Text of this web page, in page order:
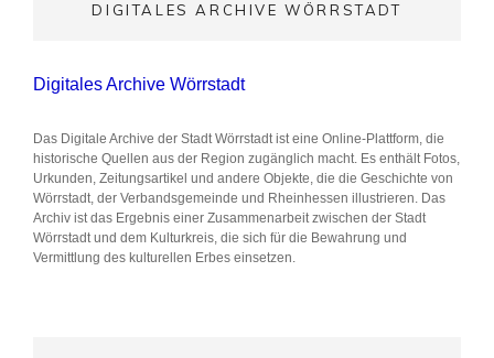
DIGITALES ARCHIVE WÖRRSTADT
Digitales Archive Wörrstadt
Das Digitale Archive der Stadt Wörrstadt ist eine Online-Plattform, die
historische Quellen aus der Region zugänglich macht. Es enthält Fotos,
Urkunden, Zeitungsartikel und andere Objekte, die die Geschichte von
Wörrstadt, der Verbandsgemeinde und Rheinhessen illustrieren. Das
Archiv ist das Ergebnis einer Zusammenarbeit zwischen der Stadt
Wörrstadt und dem Kulturkreis, die sich für die Bewahrung und
Vermittlung des kulturellen Erbes einsetzen.